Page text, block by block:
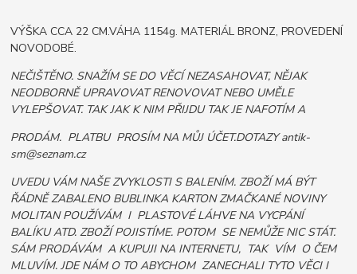
VÝŠKA CCA 22 CM.VÁHA 1154g. MATERIÁL BRONZ, PROVEDENÍ
NOVODOBÉ.
NEČIŠTĚNO. SNAŽÍM SE DO VĚCÍ NEZASAHOVAT, NĚJAK
NEODBORNĚ UPRAVOVAT RENOVOVAT NEBO UMĚLE
VYLEPŠOVAT. TAK JAK K NIM PŘIJDU TAK JE NAFOTÍM A
PRODÁM. PLATBU PROSÍM NA MŮJ ÚČET.DOTAZY antik-
sm@seznam.cz
UVEDU VÁM NAŠE ZVYKLOSTI S BALENÍM. ZBOŽÍ MÁ BÝT
ŘÁDNĚ ZABALENO BUBLINKA KARTON ZMAČKANÉ NOVINY
MOLITAN POUŽÍVÁM I PLASTOVÉ LÁHVE NA VYCPÁNÍ
BALÍKU ATD. ZBOŽÍ POJISTÍME. POTOM SE NEMŮŽE NIC STÁT.
SÁM PRODÁVÁM A KUPUJI NA INTERNETU, TAK VÍM O ČEM
MLUVÍM. JDE NÁM O TO ABYCHOM ZANECHALI TYTO VĚCI I